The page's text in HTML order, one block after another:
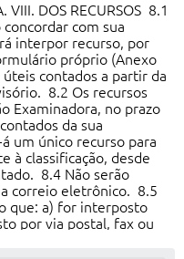
VIII. DOS RECURSOS 8.1
com sua
interpor recurso, por
próprio (Anexo
úteis contados a partir da
8.2 Os recursos
Examinadora, no prazo
da sua
um único recurso para
à classificação, desde
8.4 Não serão
correio eletrônico. 8.5
que: a) for interposto
por via postal, fax ou